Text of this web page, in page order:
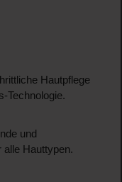
Hautpflege
Technologie.
und
alle Hauttypen.